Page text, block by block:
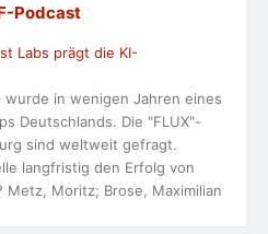
Podcast
Labs prägt die KI-
in wenigen Jahren eines
Deutschlands. Die "FLUX"-
sind weltweit gefragt.
langfristig den Erfolg von
Metz, Moritz; Brose, Maximilian